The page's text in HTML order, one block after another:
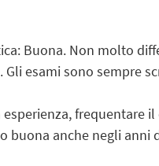
Buona. Non molto
esami sono sempre
frequentare
buona anche negli anni